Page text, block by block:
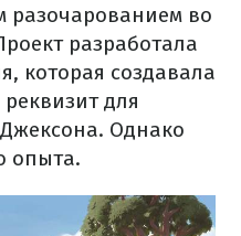
разочарованием во
разработала
которая создавала
для
Однако
опыта.